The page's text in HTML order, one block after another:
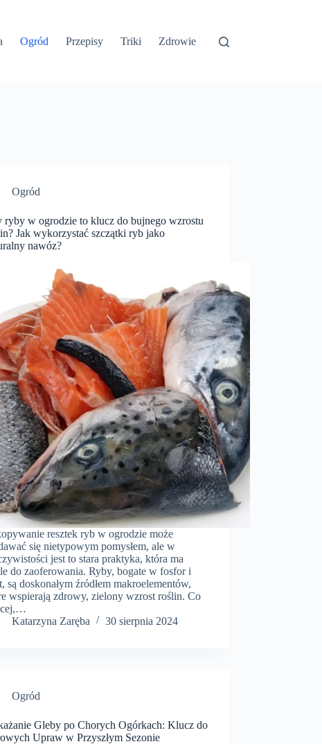
Ogród Przepisy Triki Zdrowie
Ogród
ryby w ogrodzie to klucz do bujnego wzrostu
Jak wykorzystać szczątki ryb jako
nawóz?
resztek ryb w ogrodzie może
się nietypowym pomysłem, ale w
jest to stara praktyka, która ma
do zaoferowania. Ryby, bogate w fosfor i
są doskonałym źródłem makroelementów,
wspierają zdrowy, zielony wzrost roślin. Co
Katarzyna Zaręba
30 sierpnia 2024
Ogród
Gleby po Chorych Ogórkach: Klucz do
Upraw w Przyszłym Sezonie